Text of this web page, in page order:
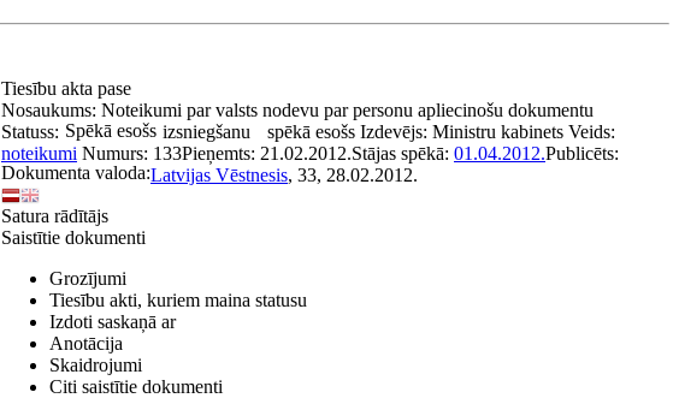
Tiesību akta pase
Nosaukums: Noteikumi par valsts nodevu par personu apliecinošu dokumentu
izsniegšanu
Statuss: Spēkā esošs spēkā esošs Izdevējs: Ministru kabinets Veids:
noteikumi Numurs: 133Pieņemts: 21.02.2012.Stājas spēkā: 01.04.2012.Publicēts:
Latvijas Vēstnesis, 33, 28.02.2012.
Dokumenta valoda:
Satura rādītājs
Saistītie dokumenti
Grozījumi
Tiesību akti, kuriem maina statusu
Izdoti saskaņā ar
Anotācija
Skaidrojumi
Citi saistītie dokumenti